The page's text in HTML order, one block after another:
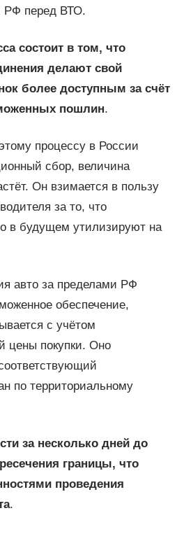
РФ перед ВТО.
состоит в том, что
делают свой
более доступным за счёт
пошлин.
процессу в России
сбор, величина
Он взимается в пользу
за то, что
в будущем утилизируют на
авто за пределами РФ
обеспечение,
с учётом
цены покупки. Оно
по территориальному
за несколько дней до
границы, что
проведения
.